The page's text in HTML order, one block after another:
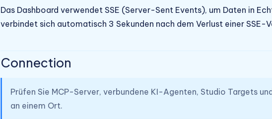
Das Dashboard verwendet SSE (Server-Sent Events), um Daten in
verbindet sich automatisch 3 Sekunden nach dem Verlust einer SSE-
Connection
Prüfen Sie MCP-Server, verbundene KI-Agenten, Studio Targets
an einem Ort.